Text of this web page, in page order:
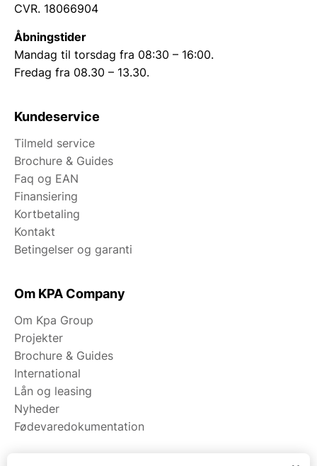
CVR. 18066904
Åbningstider
Mandag til torsdag fra 08:30 – 16:00.
Fredag fra 08.30 – 13.30.
Kundeservice
Tilmeld service
Brochure & Guides
Faq og EAN
Finansiering
Kortbetaling
Kontakt
Betingelser og garanti
Om KPA Company
Om Kpa Group
Projekter
Brochure & Guides
International
Lån og leasing
Nyheder
Fødevaredokumentation